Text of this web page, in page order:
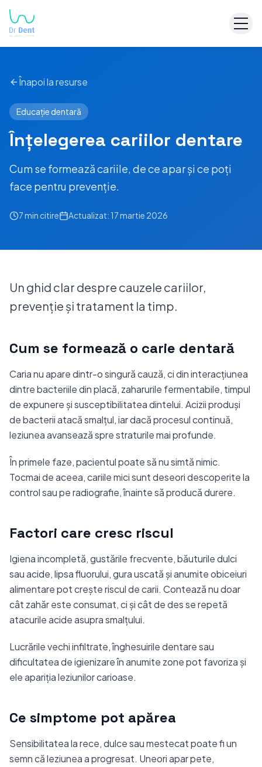
Înapoi la resurse
Educație dentară
Înțelegerea cariilor dentare
Cum se formează cariile, de ce apar și ce poți
face pentru prevenție.
7 min citire Actualizat: 17 martie 2026
Un ghid clar despre cauzele cariilor,
prevenție și tratament la timp.
Cum se formează o carie dentară
Caria nu apare dintr-o singură cauză, ci din interacțiunea
dintre bacteriile din placă, zaharurile fermentabile, timpul
de expunere și susceptibilitatea dintelui. Acizii produși
de bacterii atacă smalțul, iar dacă procesul continuă,
leziunea avansează spre straturile mai profunde.
În primele faze, pacientul poate să nu simtă nimic.
Tocmai de aceea, cariile mici sunt deseori descoperite la
control sau pe radiografie, înainte să producă durere.
Factori care cresc riscul
Igiena incompletă, gustările frecvente, băuturile dulci
sau acide, lipsa fluorului, gura uscată și anumite obiceiuri
alimentare pot crește riscul de carii. Contează nu doar
cât zahăr este consumat, ci și cât de des se repetă
atacurile acide asupra smalțului.
Lucrările vechi infiltrate, înghesuirile dentare sau
dificultatea de igienizare în anumite zone pot favoriza și
ele apariția leziunilor carioase.
Ce simptome pot apărea
Sensibilitatea la rece, dulce sau mestecat poate fi un
semn că leziunea a progresat. Uneori apar pete,